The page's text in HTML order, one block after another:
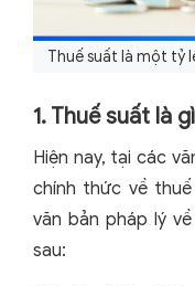
Thuế suất là một tỷ
1. Thuế suất là
Hiện nay, tại các
chính thức về
văn bản pháp lý
sau: